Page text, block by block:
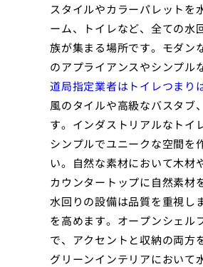
スタイルやカラーパレットを
ーム、トイレなど、全ての水
族が集まる場所です。モダン
のアプライアンスやシンプル
道局指定業者はトイレつまり
風のタイルや高級なバスタブ
す。インダストリアルなトイ
シンプルでユニークな空間を
い。自然な素材において木材
カウンタートップに自然素材
水回りの設備は品質を重視し
を高めます。オープンシェル
で、アクセントと収納の両方
グリーンインテリアにおいて